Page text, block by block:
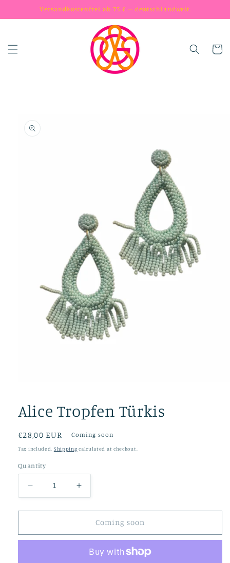
Skip toVersandkostenfrei ab 75 € – deutschlandweit.
Cart
product
information
in
modal
Alice Tropfen Türkis
Regular
price
€28,00 EUR Coming soon
Tax included. Shipping calculated at checkout.
Quantity
Decrease
quantity
for
Tropfen
Increase
quantity
for
Alice
Tropfen
Coming soon